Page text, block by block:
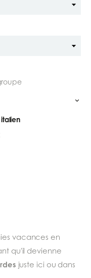
vacances en
qu'il devienne
juste ici ou dans